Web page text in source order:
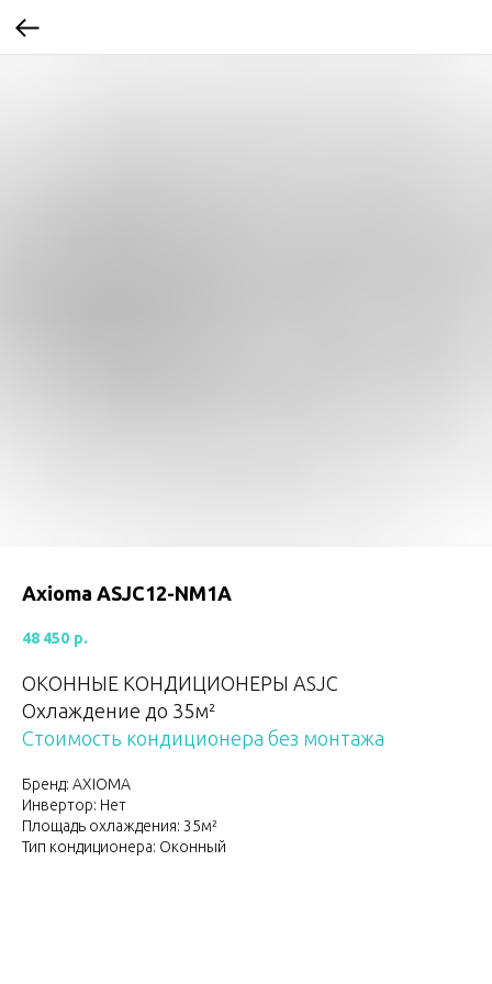
Axioma ASJC12-NM1A
48 450 р.
ОКОННЫЕ КОНДИЦИОНЕРЫ ASJC
Охлаждение до 35м²
Стоимость кондиционера без монтажа
Бренд: AXIOMA
Инвертор: Нет
Площадь охлаждения: 35м²
Тип кондиционера: Оконный